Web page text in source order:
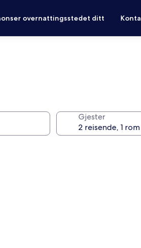
overnattingsstedet ditt
Gjester